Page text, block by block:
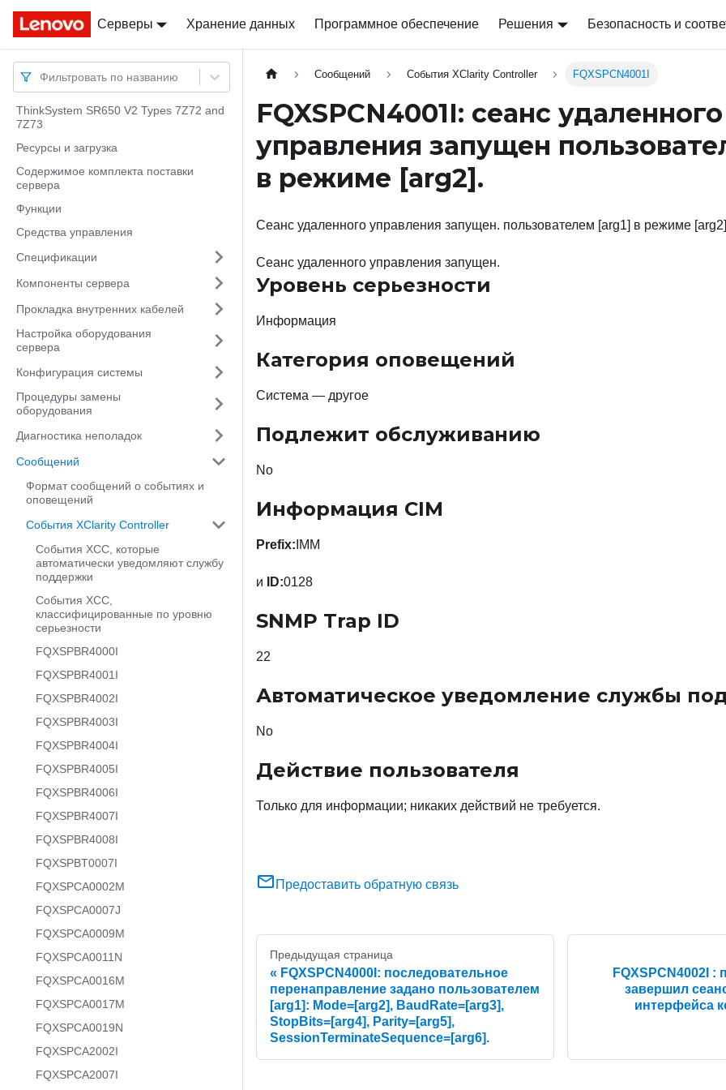
Docs
Серверы Хранение данных Программное обеспечение Решения Безопасность и
Docs
Фильтровать по названию
ThinkSystem SR650 V2 Types 7Z72 and
7Z73
Ресурсы и загрузка
Содержимое комплекта поставки
сервера
Функции
Средства управления
Спецификации
Компоненты сервера
Прокладка внутренних кабелей
Настройка оборудования
сервера
Конфигурация системы
Процедуры замены
оборудования
Диагностика неполадок
Сообщений
Формат сообщений о событиях и
оповещений
События XClarity Controller
События XCC, которые
автоматически уведомляют службу
поддержки
События XCC,
классифицированные по уровню
серьезности
FQXSPBR4000I
FQXSPBR4001I
FQXSPBR4002I
FQXSPBR4003I
FQXSPBR4004I
FQXSPBR4005I
FQXSPBR4006I
FQXSPBR4007I
FQXSPBR4008I
FQXSPBT0007I
FQXSPCA0002M
FQXSPCA0007J
FQXSPCA0009M
FQXSPCA0011N
FQXSPCA0016M
FQXSPCA0017M
FQXSPCA0019N
FQXSPCA2002I
FQXSPCA2007I
Сообщений События XClarity Controller FQXSPCN4001I
FQXSPCN4001I: сеанс удаленного
управления запущен
в режиме [arg2].
Сеанс удаленного управления запущен. пользователем [arg1] в режиме
Сеанс удаленного управления запущен.
Уровень серьезности
Информация
Категория оповещений
Система — другое
Подлежит обслуживанию
No
Информация CIM
Prefix: IMM
и ID:0128
SNMP Trap ID
22
Автоматическое уведомление службы
No
Действие пользователя
Только для информации; никаких действий не требуется.
Предоставить обратную связь
Предыдущая страница
FQXSPCN4000I: последовательное
перенаправление задано пользователем
[arg1]: Mode=[arg2], BaudRate=[arg3],
StopBits=[arg4], Parity=[arg5],
SessionTerminateSequence=[arg6].
FQXSPCN4002I :
завершил
интерфейса